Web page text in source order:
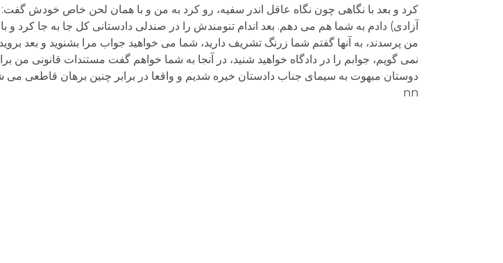
کرد و بعد با نگاهی چون نگاه عاقل اندر سفیه، رو کرد به من و با همان لحن خاص خودش
آزادی) دادم به شما هم می دهم. بعد اندام تنومندش را در صندلی دادستانی کل جا به جا کرد و
من پرسدند، به آنها گفتم شما زرنگ تشریف دارید، شما می خواهید جواب مرا بشنوید و بعد بروید
nn